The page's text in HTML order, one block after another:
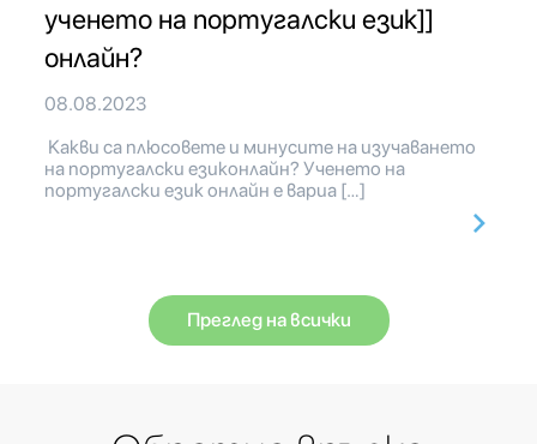
ученето на португалски език]]
онлайн?
08.08.2023
Какви са плюсовете и минусите на изучаването
на португалски езиконлайн? Ученето на
португалски език онлайн е вариа […]
Преглед на всички